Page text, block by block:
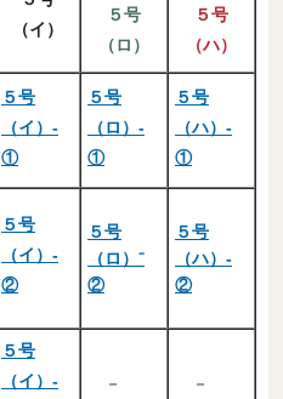
（イ）
５号
（ロ）
５号
（ハ）
５号
（イ）-
①
５号
（ロ）-
①
５号
（ハ）-
①
５号
（イ）-
②
５号
（ロ）⁻
②
５号
（ハ）-
②
５号
（イ）-
－ －